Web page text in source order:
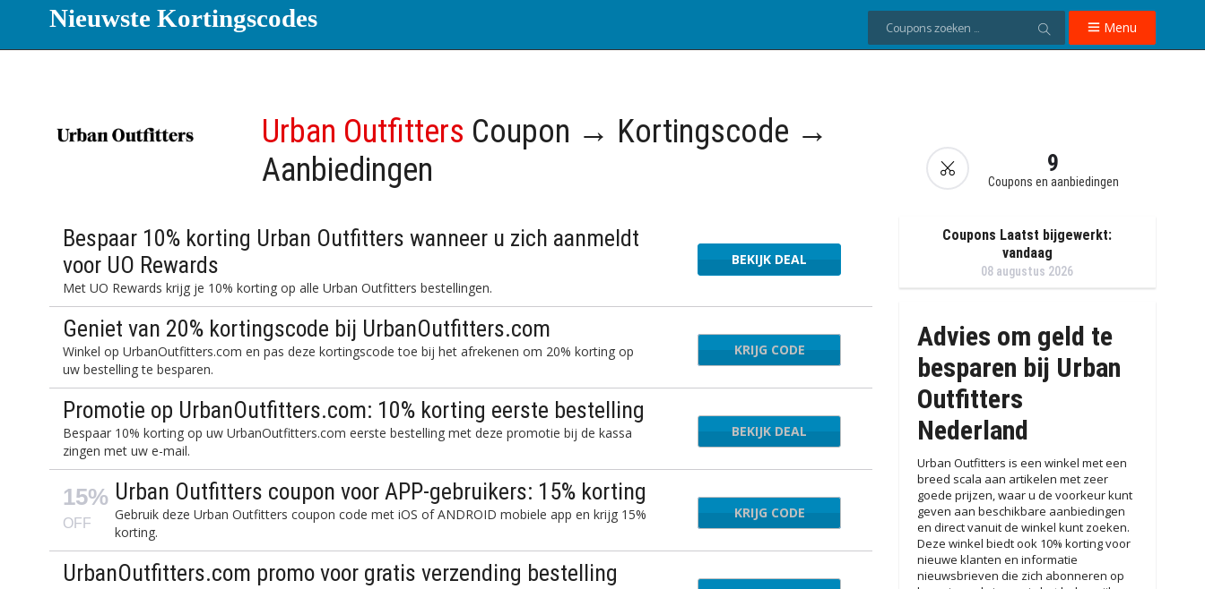
Nieuwste Kortingscodes Menu
Urban Outfitters Coupon → Kortingscode →
Aanbiedingen
9
Coupons en aanbiedingen
Bespaar 10% korting Urban Outfitters wanneer u zich aanmeldt
voor UO Rewards
Met UO Rewards krijg je 10% korting op alle Urban Outfitters bestellingen.
BEKIJK DEAL
Geniet van 20% kortingscode bij UrbanOutfitters.com
Winkel op UrbanOutfitters.com en pas deze kortingscode toe bij het afrekenen om 20% korting op
uw bestelling te besparen.
Dress20
KRIJG CODE
Promotie op UrbanOutfitters.com: 10% korting eerste bestelling
Bespaar 10% korting op uw UrbanOutfitters.com eerste bestelling met deze promotie bij de kassa
zingen met uw e-mail.
BEKIJK DEAL
15%
OFF
Urban Outfitters coupon voor APP-gebruikers: 15% korting
Gebruik deze Urban Outfitters coupon code met iOS of ANDROID mobiele app en krijg 15%
korting.
NEW2APP
KRIJG CODE
UrbanOutfitters.com promo voor gratis verzending bestelling
Coupons Laatst bijgewerkt:
vandaag
08 augustus 2026
Advies om geld te
besparen bij Urban
Outfitters
Nederland
Urban Outfitters is een winkel met een
breed scala aan artikelen met zeer
goede prijzen, waar u de voorkeur kunt
geven aan beschikbare aanbiedingen
en direct vanuit de winkel kunt zoeken.
Deze winkel biedt ook 10% korting voor
nieuwe klanten en informatie
nieuwsbrieven die zich abonneren op